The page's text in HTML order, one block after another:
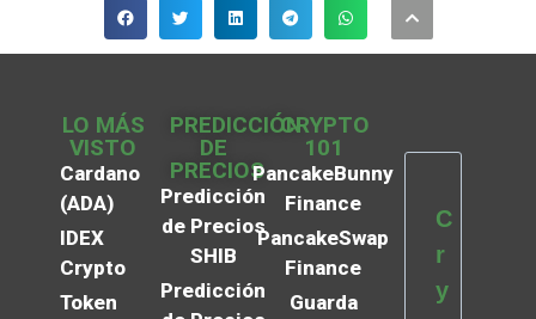
LO MÁS
VISTO
Cardano
(ADA)
IDEX
Crypto
Token
PREDICCIÓN
DE
PRECIOS
Predicción
de Precios
SHIB
Predicción
CRYPTO
101
PancakeBunny
Finance
PancakeSwap
Finance
Guarda
C
r
y